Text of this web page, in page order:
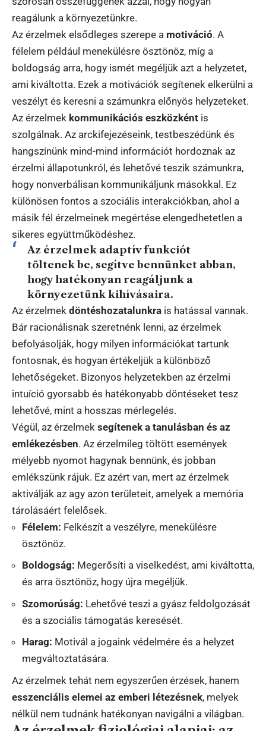
reagálunk a környezetünkre.
Az érzelmek elsődleges szerepe a motiváció. A
félelem például menekülésre ösztönöz, míg a
boldogság arra, hogy ismét megéljük azt a helyzetet,
ami kiváltotta. Ezek a motivációk segítenek elkerülni a
veszélyt és keresni a számunkra előnyös helyzeteket.
Az érzelmek kommunikációs eszközként is
szolgálnak. Az arckifejezéseink, testbeszédünk és
hangszínünk mind-mind információt hordoznak az
érzelmi állapotunkról, és lehetővé teszik számunkra,
hogy nonverbálisan kommunikáljunk másokkal. Ez
különösen fontos a szociális interakciókban, ahol a
másik fél érzelmeinek megértése elengedhetetlen a
sikeres együttműködéshez.
Az érzelmek adaptív funkciót
töltenek be, segítve bennünket abban,
hogy hatékonyan reagáljunk a
környezetünk kihívásaira.
Az érzelmek döntéshozatalunkra is hatással vannak.
Bár racionálisnak szeretnénk lenni, az érzelmek
befolyásolják, hogy milyen információkat tartunk
fontosnak, és hogyan értékeljük a különböző
lehetőségeket. Bizonyos helyzetekben az érzelmi
intuíció gyorsabb és hatékonyabb döntéseket tesz
lehetővé, mint a hosszas mérlegelés.
Végül, az érzelmek segítenek a tanulásban és az
emlékezésben. Az érzelmileg töltött események
mélyebb nyomot hagynak bennünk, és jobban
emlékszünk rájuk. Ez azért van, mert az érzelmek
aktiválják az agy azon területeit, amelyek a memória
tárolásáért felelősek.
Félelem: Felkészít a veszélyre, menekülésre
ösztönöz.
Boldogság: Megerősíti a viselkedést, ami kiváltotta,
és arra ösztönöz, hogy újra megéljük.
Szomorúság: Lehetővé teszi a gyász feldolgozását
és a szociális támogatás keresését.
Harag: Motivál a jogaink védelmére és a helyzet
megváltoztatására.
Az érzelmek tehát nem egyszerűen érzések, hanem
esszenciális elemei az emberi létezésnek, melyek
nélkül nem tudnánk hatékonyan navigálni a világban.